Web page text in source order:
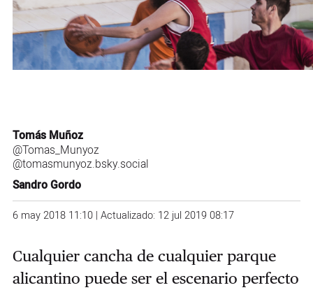
Tomás Muñoz
@Tomas_Munyoz
@tomasmunyoz.bsky.social
Sandro Gordo
6 may 2018 11:10 | Actualizado: 12 jul 2019 08:17
Cualquier cancha de cualquier parque
alicantino puede ser el escenario perfecto